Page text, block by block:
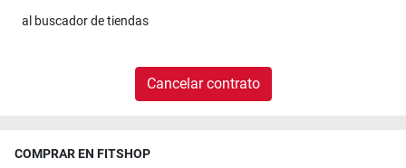
al buscador de tiendas
Cancelar contrato
COMPRAR EN FITSHOP